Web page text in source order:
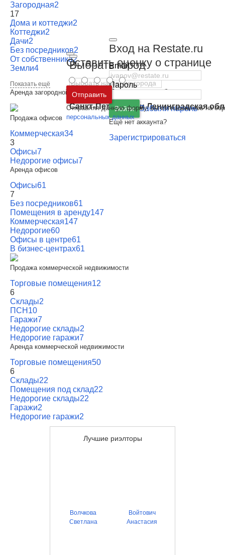
Выбрать город
Москва и
Московская область
Санкт-Петербург иЛенинградская
Вход на Restate.ru
Email
Пароль
Войти Забыли пароль
Ещё нет аккаунта?
Зарегистрироваться
Загородная2
17
Дома и коттеджи2
Коттеджи2
Дачи2
Без посредников2
От собственника2
Земли4
Показать ещё
Аренда загородной недвижимости
Продажа офисов
Коммерческая34
3
Офисы7
Недорогие офисы7
Аренда офисов
Офисы61
7
Без посредников61
Помещения в аренду147
Коммерческая147
Недорогие60
Офисы в центре61
В бизнес-центрах61
Продажа коммерческой недвижимости
Торговые помещения12
6
Склады2
ПСН 10
Гаражи7
Недорогие склады2
Недорогие гаражи7
Аренда коммерческой недвижимости
Торговые помещения50
6
Склады22
Помещения под склад22
Недорогие склады22
Гаражи2
Недорогие гаражи2
Лучшие риэлторы
Волчкова
Светлана
Войтович
Анастасия
Оставить оценку о странице
Отправить
Отправляя данную форму, вы соглашаетесь на
персональных данных